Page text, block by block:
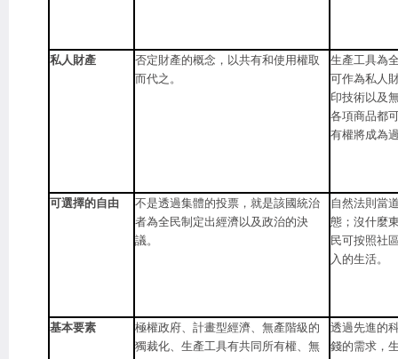
私人財產
否定財產的概念，以共有和使用權取
而代之。
生產工具為
可作為私人
印技術以及
各項商品都
有權將成為
可選擇的自由
不是透過集體的投票，就是該國統治
者為全民制定出經濟以及政治的決
議。
自然法則當
態；沒什麼
民可按照社
入的生活。
基本要素
極權政府、計畫型經濟、無產階級的
獨裁化、生產工具有共同所有權、無
透過先進的
錢的需求，